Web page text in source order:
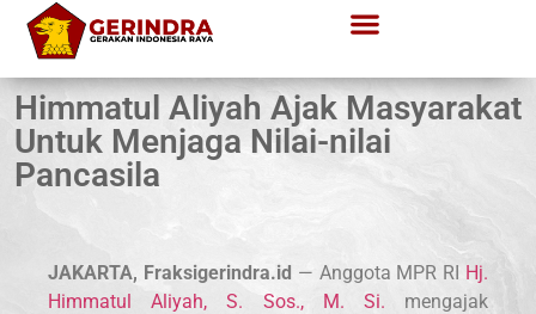
Himmatul Aliyah Ajak Masyarakat
Untuk Menjaga Nilai-nilai
Pancasila
JAKARTA, Fraksigerindra.id — Anggota MPR RI Hj.
Himmatul Aliyah, S. Sos., M. Si. mengajak